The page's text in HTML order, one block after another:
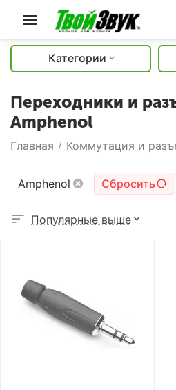
Категории
Переходники и
Amphenol
Главная / Коммутация и
Amphenol Сбросить
Популярные выше